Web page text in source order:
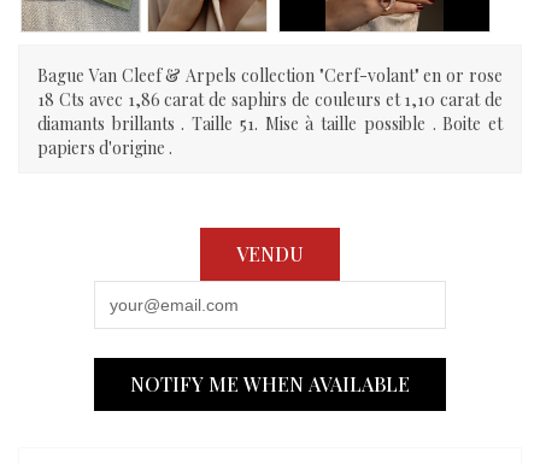
Bague Van Cleef & Arpels collection "Cerf-volant" en or rose
18 Cts avec 1,86 carat de saphirs de couleurs et 1,10 carat de
diamants brillants . Taille 51. Mise à taille possible . Boite et
papiers d'origine .
VENDU
NOTIFY ME WHEN AVAILABLE